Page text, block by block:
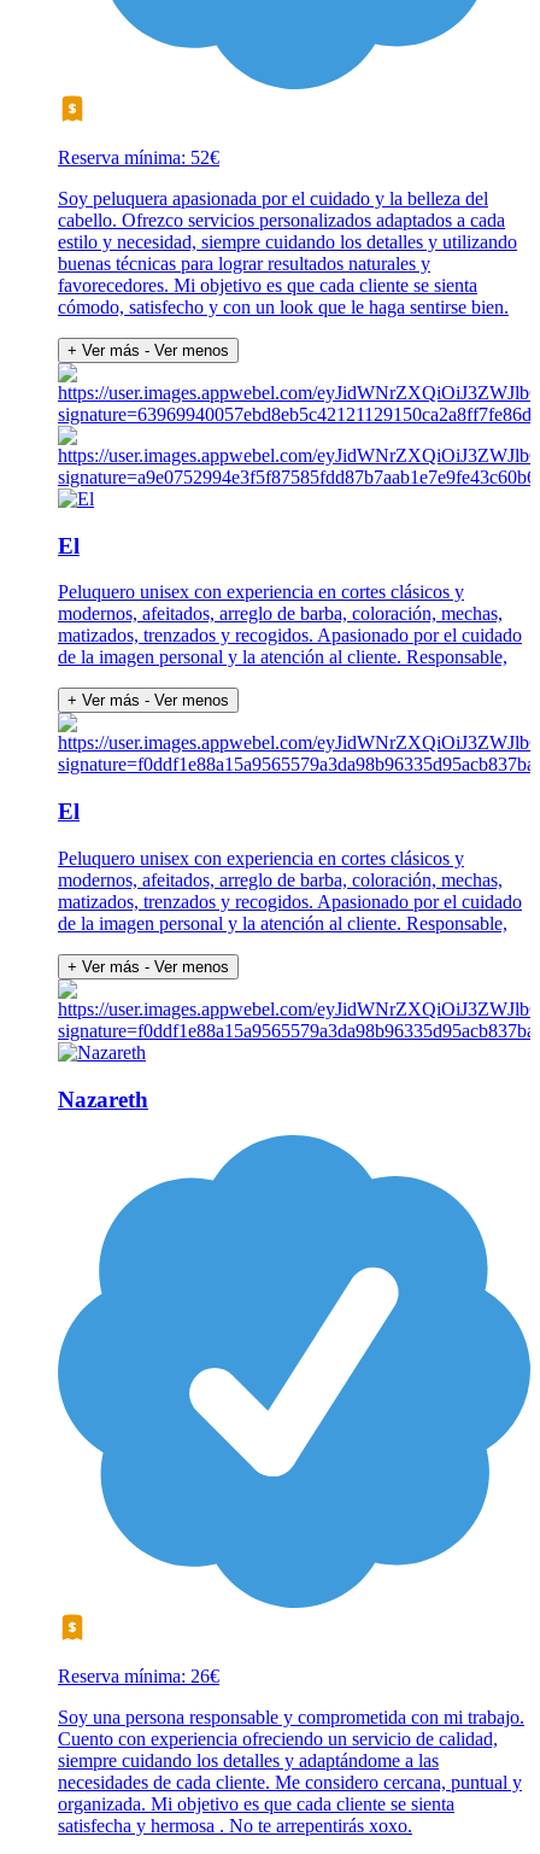
Reserva mínima: 52€
Soy peluquera apasionada por el cuidado y la belleza del
cabello. Ofrezco servicios personalizados adaptados a cada
estilo y necesidad, siempre cuidando los detalles y utilizando
buenas técnicas para lograr resultados naturales y
favorecedores. Mi objetivo es que cada cliente se sienta
cómodo, satisfecho y con un look que le haga sentirse bien.
+ Ver más - Ver menos
El
Peluquero unisex con experiencia en cortes clásicos y
modernos, afeitados, arreglo de barba, coloración, mechas,
matizados, trenzados y recogidos. Apasionado por el cuidado
de la imagen personal y la atención al cliente. Responsable,
+ Ver más - Ver menos
El
Peluquero unisex con experiencia en cortes clásicos y
modernos, afeitados, arreglo de barba, coloración, mechas,
matizados, trenzados y recogidos. Apasionado por el cuidado
de la imagen personal y la atención al cliente. Responsable,
+ Ver más - Ver menos
Nazareth
Reserva mínima: 26€
Soy una persona responsable y comprometida con mi trabajo.
Cuento con experiencia ofreciendo un servicio de calidad,
siempre cuidando los detalles y adaptándome a las
necesidades de cada cliente. Me considero cercana, puntual y
organizada. Mi objetivo es que cada cliente se sienta
satisfecha y hermosa . No te arrepentirás xoxo.